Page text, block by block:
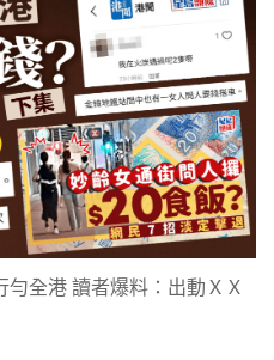
全港 讀者爆料：出動ＸＸ